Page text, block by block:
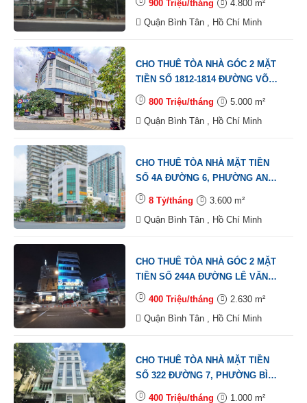
BÌNH TÂN, DT: 20X40M, 1 HẦM, 1
TRỆT, 5 LẦU , TM, DTSD: 4.800M2
900 Triệu/tháng
4.800 m²
Quận Bình Tân , Hồ Chí Minh
CHO THUÊ TÒA NHÀ GÓC 2 MẶT
TIỀN SỐ 1812-1814 ĐƯỜNG VÕ
VĂN KIỆT, PHƯỜNG AN LẠC,
BÌNH TÂN, DT: 20X50M, 1 HẦM, 1
TRỆT, 4 LẦU , TM, DTSD: 5.000M2
800 Triệu/tháng
5.000 m²
Quận Bình Tân , Hồ Chí Minh
CHO THUÊ TÒA NHÀ MẶT TIỀN
SỐ 4A ĐƯỜNG 6, PHƯỜNG AN
LẠC A, BÌNH TÂN, DT: 12X50M, 1
HẦM 1 TRỆT 5 LẦU , TM, DTSD:
3.600M2
8 Tỷ/tháng
3.600 m²
Quận Bình Tân , Hồ Chí Minh
CHO THUÊ TÒA NHÀ GÓC 2 MẶT
TIỀN SỐ 244A ĐƯỜNG LÊ VĂN
QUỚI, PHƯỜNG BÌNH TRỊ ĐÔNG,
QUẬN BÌNH TÂN, DT: 15X30M, 1
HẦM , 1 TRỆT, 1 LỬNG, 6 LẦU,
400 Triệu/tháng
2.630 m²
Quận Bình Tân , Hồ Chí Minh
CHO THUÊ TÒA NHÀ MẶT TIỀN
SỐ 322 ĐƯỜNG 7, PHƯỜNG BÌNH
TRỊ ĐÔNG B, QUẬN BÌNH TÂN, DT:
400 Triệu/tháng
1.000 m²